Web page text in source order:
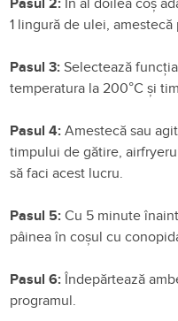
1 lingură de ulei,
Pasul 3:Selectează
temperatura la 200°C și
Pasul 4:Amestecă sau
timpului de gătire,
să faci acest lucru.
Pasul 5:Cu 5 minute
pâinea în coșul cu
Pasul 6:Îndepărtează
programul.